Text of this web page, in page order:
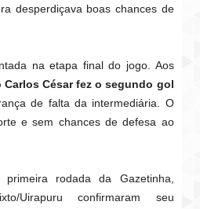
desperdiçava boas chances de
na etapa final do jogo. Aos
Carlos César fez o segundo gol
de falta da intermediária. O
e sem chances de defesa ao
rodada da Gazetinha,
Uirapuru confirmaram seu